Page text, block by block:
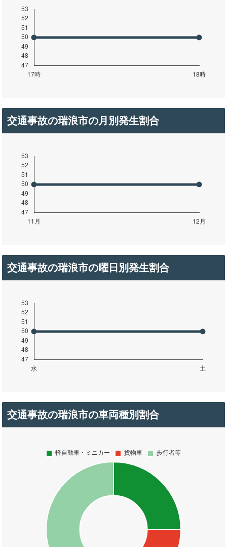
交通事故の瑞浪市の月別発生割合
交通事故の瑞浪市の曜日別発生割合
交通事故の瑞浪市の車両種別割合